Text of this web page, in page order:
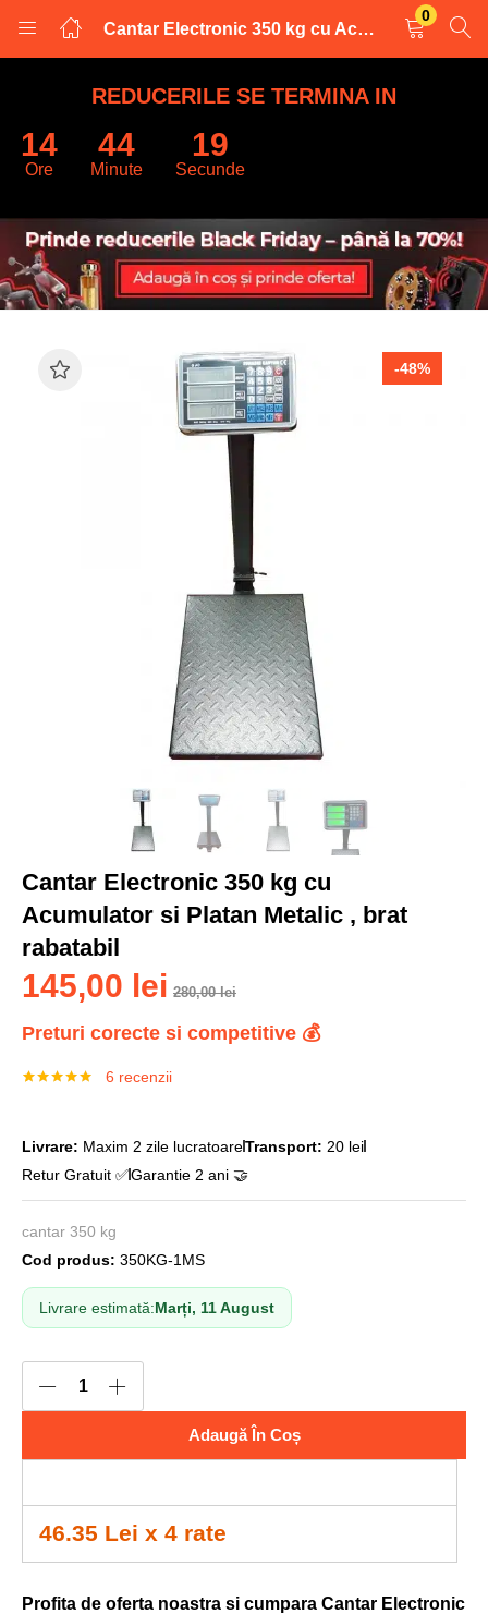
Cantar Electronic 350 kg cu Acumulator si Platan Metalic , brat rabatabil
0
LOGARE
INREGISTRARE
Introduceti numele de utilizator și parola pentru a va autentifica.
Logare
Parola uitata?
REDUCERILE SE TERMINA IN
14
Ore
44
Minute
18
Secunde
-48%
Cantar Electronic 350 kg cu
Acumulator si Platan Metalic , brat
rabatabil
145,00 lei 280,00lei
Preturi corecte si competitive 💰
evaluări de
6 recenzii
Livrare: Maxim 2 zile lucratoareTransport: 20 lei
Retur Gratuit ✅Garantie 2 ani 🤝
cantar 350 kg
Cod produs: 350KG-1MS
Livrare estimată:Marți, 11 August
Adaugă În Coș
46.35 Lei x 4 rate
Profita de oferta noastra si cumpara Cantar Electronic